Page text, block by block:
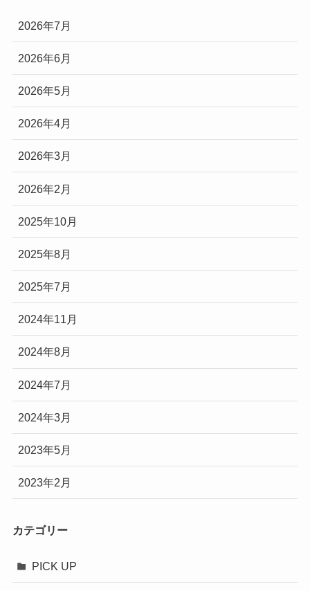
2026年7月
2026年6月
2026年5月
2026年4月
2026年3月
2026年2月
2025年10月
2025年8月
2025年7月
2024年11月
2024年8月
2024年7月
2024年3月
2023年5月
2023年2月
カテゴリー
PICK UP